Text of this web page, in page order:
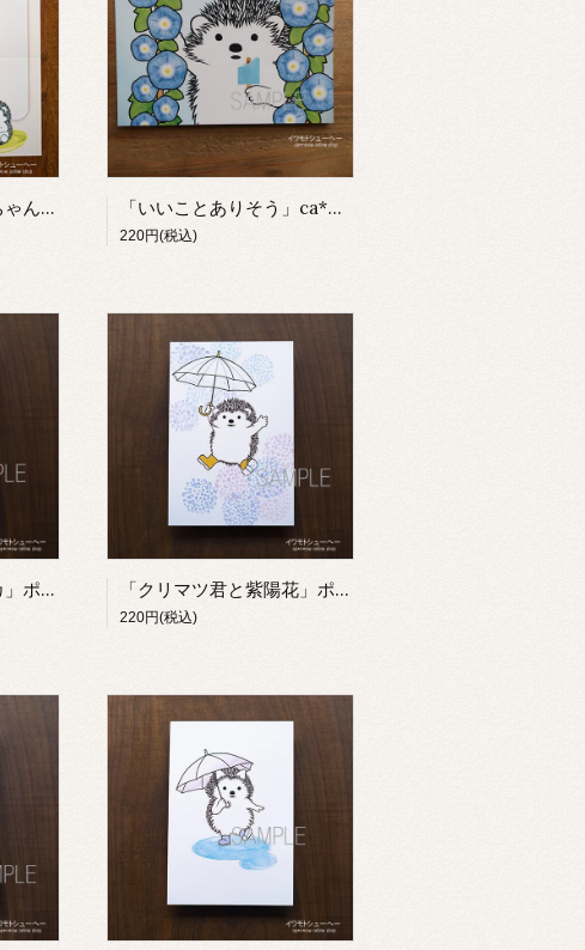
クリマツ君とまつはちゃんのメッセージカード【イワモトシューヘー】 「いいことありそう」ca*n*ow2021カレンダーより（ポストカード）【イワモトシューへー】
220円(税込)
「クリマツ君とスイカ」ポストカード【イワモトシューヘー】 「クリマツ君と紫陽花」ポストカード【イワモトシューヘー】
220円(税込)